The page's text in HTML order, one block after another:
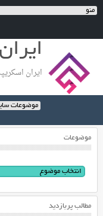
ایران
موضوعات
مطالب پربازدید